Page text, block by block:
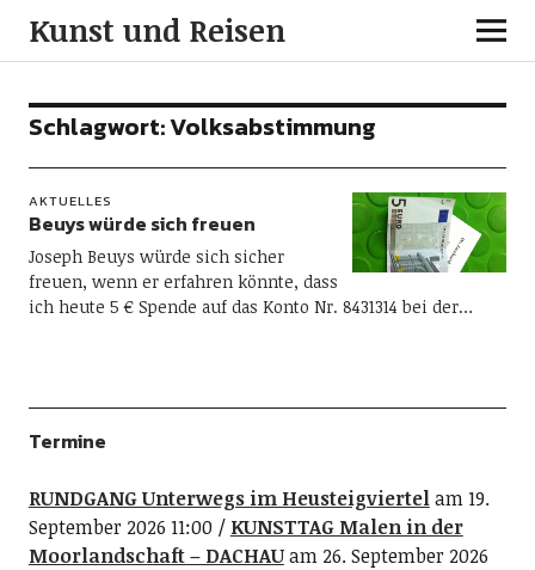
Kunst und Reisen
Schlagwort:Volksabstimmung
AKTUELLES
Beuys würde sich freuen
Joseph Beuys würde sich sicher
freuen, wenn er erfahren könnte, dass
ich heute 5 € Spende auf das Konto Nr. 8431314 bei der…
Termine
RUNDGANG Unterwegs im Heusteigviertelam 19.
September 2026 11:00
KUNSTTAG Malen in der
Moorlandschaft – DACHAUam 26. September 2026